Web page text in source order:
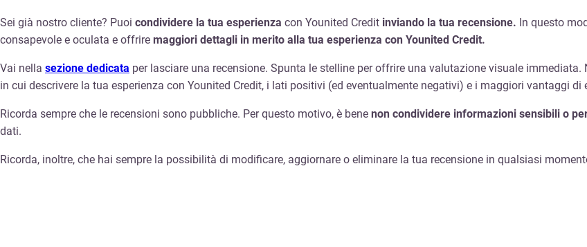
Sei già nostro cliente? Puoi condividere la tua esperienza con Younited Credit inviando la tua recensione. In questo
consapevole e oculata e offrire maggiori dettagli in merito alla tua esperienza con Younited Credit.
Vai nella sezione dedicata per lasciare una recensione. Spunta le stelline per offrire una valutazione visuale immediata.
in cui descrivere la tua esperienza con Younited Credit, i lati positivi (ed eventualmente negativi) e i maggiori vantaggi
Ricorda sempre che le recensioni sono pubbliche. Per questo motivo, è bene non condividere informazioni sensibili o
dati.
Ricorda, inoltre, che hai sempre la possibilità di modificare, aggiornare o eliminare la tua recensione in qualsiasi